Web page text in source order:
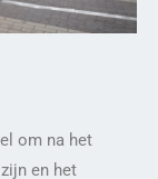
om na het
en het